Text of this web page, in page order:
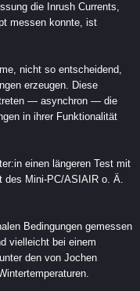
die Inrush Currents,
messen konnte, ist
nicht so entscheidend,
erzeugen. Diese
— asynchron — die
in ihrer Funktionalität
einen längeren Test mit
des Mini-PC/ASIAIR o. Ä.
Bedingungen gemessen
vielleicht bei einem
den von Jochen